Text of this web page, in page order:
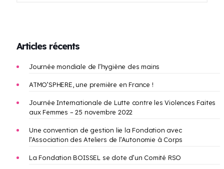
Articles récents
Journée mondiale de l’hygiène des mains
ATMO’SPHERE, une première en France !
Journée Internationale de Lutte contre les Violences Faites
aux Femmes – 25 novembre 2022
Une convention de gestion lie la Fondation avec
l’Association des Ateliers de l’Autonomie à Corps
La Fondation BOISSEL se dote d’un Comité RSO